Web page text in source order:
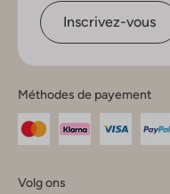
Inscrivez-vous
Méthodes de payement
Volg ons